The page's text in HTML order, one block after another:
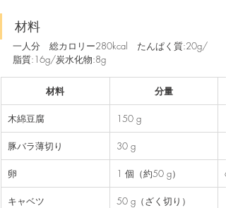
材料
一人分　総カロリー280kcal　たんぱく質:20g/
脂質:16g/炭水化物:8g
材料 分量
木綿豆腐 150 g
豚バラ薄切り 30 g
卵 1 個（約50 g）
キャベツ 50 g（ざく切り）